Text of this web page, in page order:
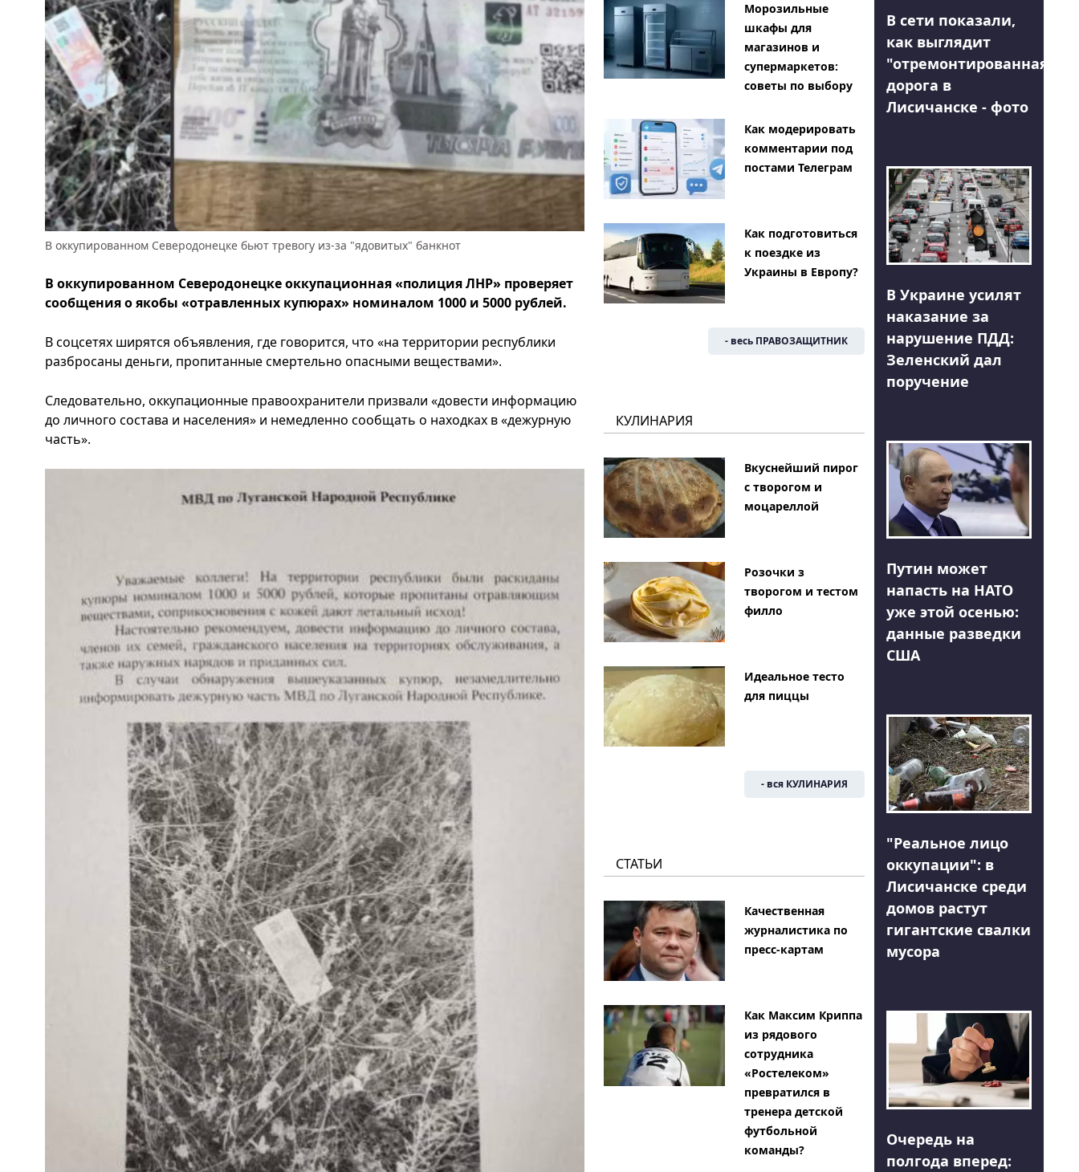
В оккупированном Северодонецке бьют тревогу из-за "ядовитых" банкнот
В оккупированном Северодонецке оккупационная «полиция ЛНР» проверяет
сообщения о якобы «отравленных купюрах» номиналом 1000 и 5000 рублей.
В соцсетях ширятся объявления, где говорится, что «на территории республики
разбросаны деньги, пропитанные смертельно опасными веществами».
Следовательно, оккупационные правоохранители призвали «довести информацию
до личного состава и населения» и немедленно сообщать о находках в «дежурную
часть».
Морозильные
шкафы для
магазинов и
супермаркетов:
советы по выбору
Как модерировать
комментарии под
постами Телеграм
Как подготовиться
к поездке из
Украины в Европу?
- весь ПРАВОЗАЩИТНИК
КУЛИНАРИЯ
Вкуснейший пирог
с творогом и
моцареллой
Розочки з
творогом и тестом
филло
Идеальное тесто
для пиццы
- вся КУЛИНАРИЯ
СТАТЬИ
Качественная
журналистика по
пресс-картам
Как Максим Криппа
из рядового
сотрудника
«Ростелеком»
превратился в
тренера детской
футбольной
команды?
В сети показали,
как выглядит
"отремонтированная"
дорога в
Лисичанске - фото
В Украине усилят
наказание за
нарушение ПДД:
Зеленский дал
поручение
Путин может
напасть на НАТО
уже этой осенью:
данные разведки
США
"Реальное лицо
оккупации": в
Лисичанске среди
домов растут
гигантские свалки
мусора
Очередь на
полгода вперед: